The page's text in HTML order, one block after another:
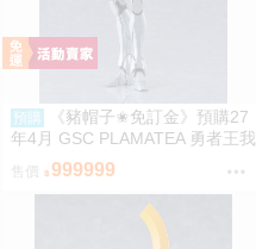
預購
《豬帽子✬免訂金》預購27
年4月 GSC PLAMATEA 勇者王我
王凱牙 獅子王凱 0906
售價 999999